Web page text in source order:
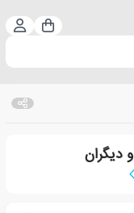
سبد
دیگران